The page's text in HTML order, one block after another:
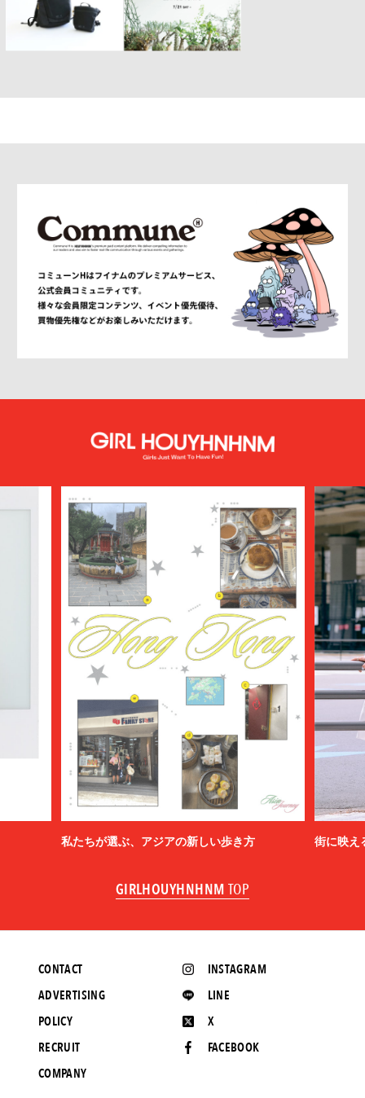
私たちが選ぶ、アジアの新しい歩き方 街に映え
GIRLHOUYHNHNM TOP
INSTAGRAM
LINE
X
FACEBOOK
CONTACT
ADVERTISING
POLICY
RECRUIT
COMPANY